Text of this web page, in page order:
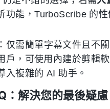
功能，TurboScribe 的性
：仅需簡單字幕文件且不
戶，可使用內建於剪輯
入複雜的 AI 助手。
：解決您的最後疑慮